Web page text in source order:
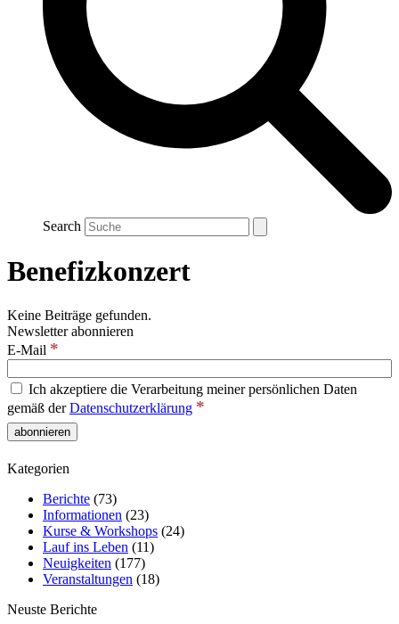
Search
Benefizkonzert
Keine Beiträge gefunden.
Newsletter abonnieren
E-Mail *
Ich akzeptiere die Verarbeitung meiner persönlichen Daten
gemäß derDatenschutzerklärung *
Kategorien
Berichte (73)
Informationen (23)
Kurse & Workshops (24)
Lauf ins Leben (11)
Neuigkeiten (177)
Veranstaltungen (18)
Neuste Berichte